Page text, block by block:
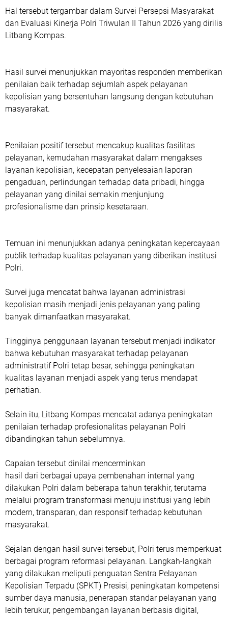
Hal tersebut tergambar dalam Survei Persepsi Masyarakat
dan Evaluasi Kinerja Polri Triwulan II Tahun 2026 yang dirilis
Litbang Kompas.
Hasil survei menunjukkan mayoritas responden memberikan
penilaian baik terhadap sejumlah aspek pelayanan
kepolisian yang bersentuhan langsung dengan kebutuhan
masyarakat.
Penilaian positif tersebut mencakup kualitas fasilitas
pelayanan, kemudahan masyarakat dalam mengakses
layanan kepolisian, kecepatan penyelesaian laporan
pengaduan, perlindungan terhadap data pribadi, hingga
pelayanan yang dinilai semakin menjunjung
profesionalisme dan prinsip kesetaraan.
Temuan ini menunjukkan adanya peningkatan kepercayaan
publik terhadap kualitas pelayanan yang diberikan institusi
Polri.
Survei juga mencatat bahwa layanan administrasi
kepolisian masih menjadi jenis pelayanan yang paling
banyak dimanfaatkan masyarakat.
Tingginya penggunaan layanan tersebut menjadi indikator
bahwa kebutuhan masyarakat terhadap pelayanan
administratif Polri tetap besar, sehingga peningkatan
kualitas layanan menjadi aspek yang terus mendapat
perhatian.
Selain itu, Litbang Kompas mencatat adanya peningkatan
penilaian terhadap profesionalitas pelayanan Polri
dibandingkan tahun sebelumnya.
Capaian tersebut dinilai mencerminkan
‎hasil dari berbagai upaya pembenahan internal yang
dilakukan Polri dalam beberapa tahun terakhir, terutama
melalui program transformasi menuju institusi yang lebih
modern, transparan, dan responsif terhadap kebutuhan
masyarakat.
Sejalan dengan hasil survei tersebut, Polri terus memperkuat
berbagai program reformasi pelayanan. Langkah-langkah
yang dilakukan meliputi penguatan Sentra Pelayanan
Kepolisian Terpadu (SPKT) Presisi, peningkatan kompetensi
sumber daya manusia, penerapan standar pelayanan yang
lebih terukur, pengembangan layanan berbasis digital,